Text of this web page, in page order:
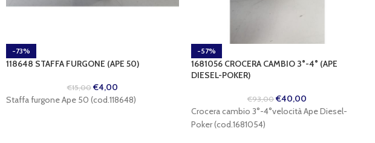
-73%
118648 STAFFA FURGONE (APE 50)
€15,00 €4,00
Staffa furgone Ape 50 (cod.118648)
-57%
1681056 CROCERA CAMBIO 3°-4° (APE
DIESEL-POKER)
€93,00 €40,00
Crocera cambio 3°-4°velocità Ape Diesel-
Poker (cod.1681054)